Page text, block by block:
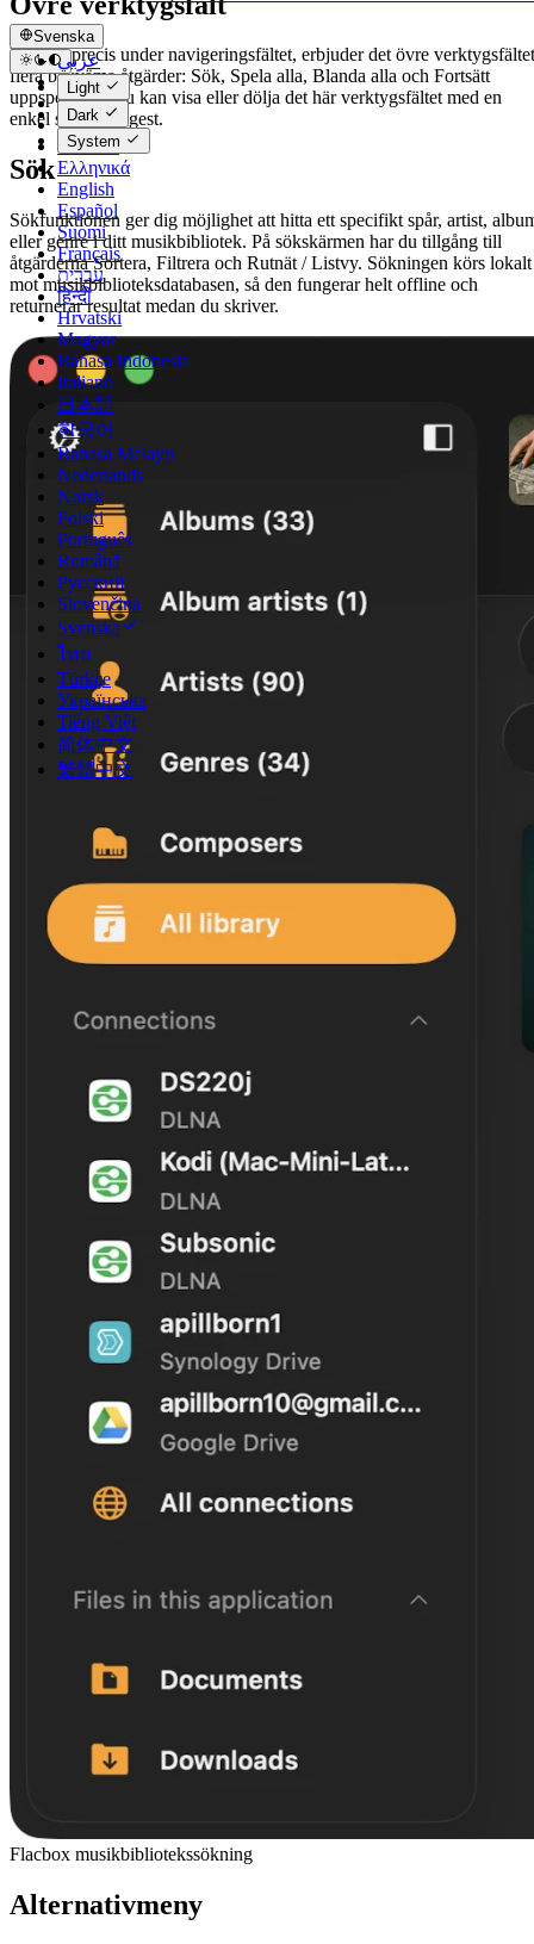
Svenska
عربي
Català
Čeština
Dansk
Deutsch
Ελληνικά
English
Español
Suomi
Français
עברית
हिन्दी
Hrvatski
Magyar
Bahasa Indonesia
Italiano
日本語
한국어
Bahasa Melayu
Nederlands
Norsk
Polski
Português
Română
Русский
Slovenčina
Svenska
ไทย
Türkçe
Українська
Tiếng Việt
简体中文
繁體中文
Light
Dark
System
Beläget precis under navigeringsfältet, erbjuder det övre verktygsfältet
flera bekväma åtgärder: Sök, Spela alla, Blanda alla och Fortsätt
uppspelning. Du kan visa eller dölja det här verktygsfältet med en
enkel svep-ned-gest.
Sök
Sökfunktionen ger dig möjlighet att hitta ett specifikt spår, artist,
eller genre i ditt musikbibliotek. På sökskärmen har du tillgång till
åtgärderna Sortera, Filtrera och Rutnät / Listvy. Sökningen körs lokalt
mot musikbiblioteksdatabasen, så den fungerar helt offline och
returnerar resultat medan du skriver.
Flacbox musikbibliotekssökning
Alternativmeny